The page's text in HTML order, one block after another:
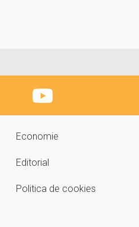
Economie
Editorial
Politica de cookies